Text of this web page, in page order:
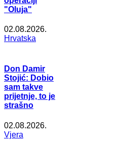
"Oluja"
02.08.2026.
Hrvatska
Don Damir
Stojić: Dobio
sam takve
prijetnje, to je
strašno
02.08.2026.
Vjera